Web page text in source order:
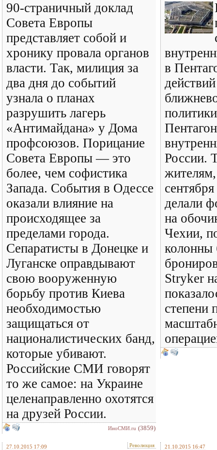
90-страничный доклад
Совета Европы
представляет собой и
хронику провала органов
власти. Так, милиция за
два дня до событий
узнала о планах
разрушить лагерь
«Антимайдана» у Дома
профсоюзов. Порицание
Совета Европы — это
более, чем софистика
Запада. События в Одессе
оказали влияние на
происходящее за
пределами города.
Сепаратисты в Донецке и
Луганске оправдывают
свою вооруженную
борьбу против Киева
необходимостью
защищаться от
националистических банд,
которые убивают.
Российские СМИ говорят
то же самое: на Украине
целенаправленно охотятся
на друзей России.
ИноСМИ.ru (3859)
в
России.
делали
на
Чехии,
колонны
Stryker
степени
27.10.2015 17:09 Революция 21.10.2015 16:47